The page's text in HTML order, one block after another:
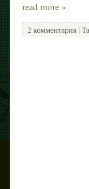
read more »
2 комментария |